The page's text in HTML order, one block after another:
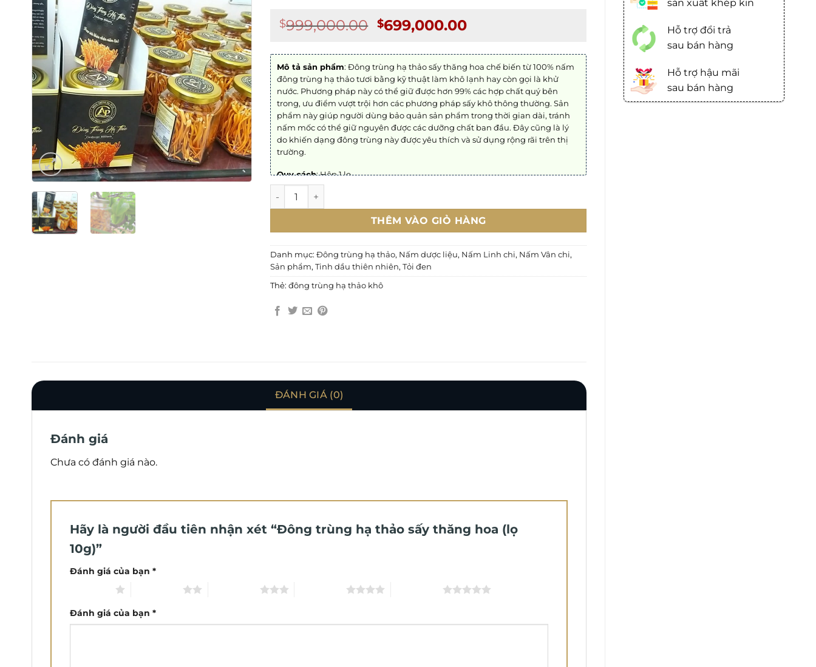
sản xuât khép kin
Hỗ trợ đổi trả
sau bán hàng
Hỗ trợ hậu mãi
sau bán hàng
$999,000.00 Giá
là:
$999,000.00.
$699,000.00Giá
tại
là:
$699,000.00.
Mô tả sản phẩm: Đông trùng hạ thảo sấy thăng hoa chế biến từ 100% nấm
đông trùng hạ thảo tươi bằng kỹ thuật làm khô lạnh hay còn gọi là khử
nước. Phương pháp này có thể giữ được hơn 99% các hợp chất quý bên
trong, ưu điểm vượt trội hơn các phương pháp sấy khô thông thường. Sản
phẩm này giúp người dùng bảo quản sản phẩm trong thời gian dài, tránh
nấm mốc có thể giữ nguyên được các dưỡng chất ban đầu. Đây cũng là lý
do khiến dạng đông trùng này được yêu thích và sử dụng rộng rãi trên thị
trường.
Quy cách: Hộp 1 lọ
Cách sử dụng
thảo sấy khô vào bình trà, chế nước sôi, dùng uống như trà, khi uống hết
nước có thể ăn luôn phần nấm đông trùng hạ thảo đã ngâm.
Bảo quản:Để nơi khô ráo, thoáng mát, tránh tiếp xúc trực tiếp với ánh nắng
mặt trời
Đông trùng hạ thảo sấy thăng hoa (lọ 10g) số lượng
THÊM VÀO GIỎ HÀNG
Danh mục:Đông trùng hạ thảo, Nấm dược liệu, Nấm Linh chi, Nấm Vân chi,
Sản phẩm,Tinh dầu thiên nhiên,Tỏi đen
Thẻ:đông trùng hạ thảo khô
ĐÁNH GIÁ (0)
Đánh giá
Chưa có đánh giá nào.
Hãy là người đầu tiên nhận xét “Đông trùng hạ thảo sấy thăng hoa (lọ
10g)”
Đánh giá của bạn *
Đánh giá của bạn *